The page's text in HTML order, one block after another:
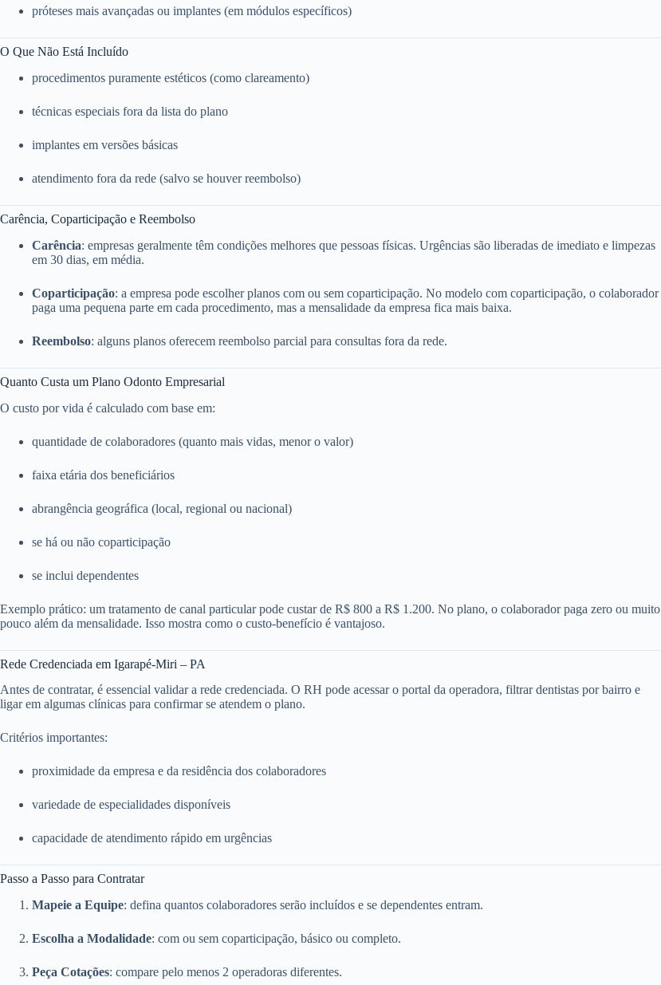
próteses mais avançadas ou implantes (em módulos específicos)
O Que Não Está Incluído
procedimentos puramente estéticos (como clareamento)
técnicas especiais fora da lista do plano
implantes em versões básicas
atendimento fora da rede (salvo se houver reembolso)
Carência, Coparticipação e Reembolso
Carência: empresas geralmente têm condições melhores que pessoas físicas. Urgências são liberadas de imediato e limpezas
em 30 dias, em média.
Coparticipação: a empresa pode escolher planos com ou sem coparticipação. No modelo com coparticipação, o colaborador
paga uma pequena parte em cada procedimento, mas a mensalidade da empresa fica mais baixa.
Reembolso: alguns planos oferecem reembolso parcial para consultas fora da rede.
Quanto Custa um Plano Odonto Empresarial
O custo por vida é calculado com base em:
quantidade de colaboradores (quanto mais vidas, menor o valor)
faixa etária dos beneficiários
abrangência geográfica (local, regional ou nacional)
se há ou não coparticipação
se inclui dependentes
Exemplo prático: um tratamento de canal particular pode custar de R$ 800 a R$ 1.200. No plano, o colaborador paga zero ou muito
pouco além da mensalidade. Isso mostra como o custo-benefício é vantajoso.
Rede Credenciada em Igarapé-Miri – PA
Antes de contratar, é essencial validar a rede credenciada. O RH pode acessar o portal da operadora, filtrar dentistas por bairro e
ligar em algumas clínicas para confirmar se atendem o plano.
Critérios importantes:
proximidade da empresa e da residência dos colaboradores
variedade de especialidades disponíveis
capacidade de atendimento rápido em urgências
Passo a Passo para Contratar
Mapeie a Equipe: defina quantos colaboradores serão incluídos e se dependentes entram.
Escolha a Modalidade: com ou sem coparticipação, básico ou completo.
Peça Cotações: compare pelo menos 2 operadoras diferentes.